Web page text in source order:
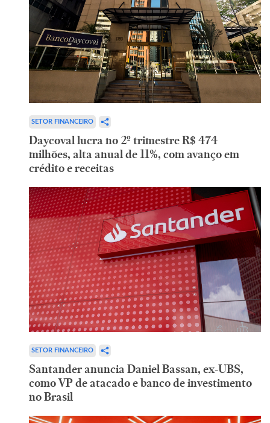
SETOR FINANCEIRO
Daycoval lucra no 2º trimestre R$ 474
milhões, alta anual de 11%, com avanço em
crédito e receitas
SETOR FINANCEIRO
Santander anuncia Daniel Bassan, ex-UBS,
como VP de atacado e banco de investimento
no Brasil